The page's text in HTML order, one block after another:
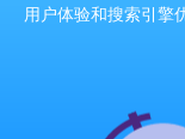
关键词
百度SEO诊断
SEO技术
SEO优化诊断
用户体验和搜索引擎